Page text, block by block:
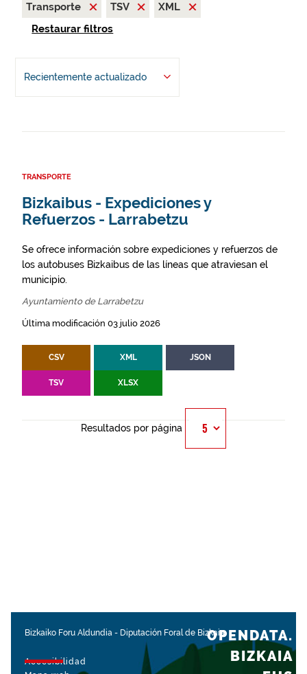
Transporte
TSV
XML
Restaurar filtros
Recientemente actualizado
TRANSPORTE
Bizkaibus - Expediciones y
Refuerzos - Larrabetzu
Se ofrece información sobre expediciones y refuerzos de
los autobuses Bizkaibus de las líneas que atraviesan el
municipio.
Ayuntamiento de Larrabetzu
Última modificación 03 julio 2026
CSV XML JSON
TSV XLSX
Resultados por página
Bizkaiko Foru Aldundia - Diputación Foral de Bizkaia
Accesibilidad
OPENDATA.
BIZKAIA